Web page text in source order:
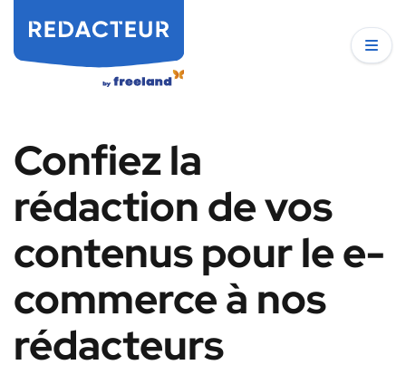
Confiez la
rédaction de vos
contenus pour le e-
commerce à nos
rédacteurs